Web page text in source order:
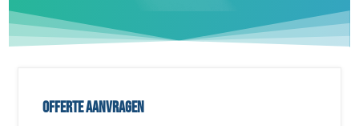
Offerte aanvragen